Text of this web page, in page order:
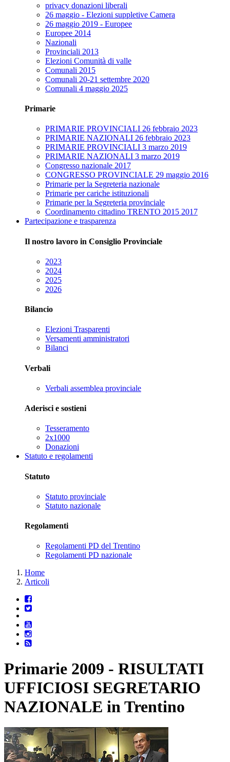
privacy donazioni liberali
26 maggio - Elezioni suppletive Camera
26 maggio 2019 - Europee
Europee 2014
Nazionali
Provinciali 2013
Elezioni Comunità di valle
Comunali 2015
Comunali 20-21 settembre 2020
Comunali 4 maggio 2025
Primarie
PRIMARIE PROVINCIALI 26 febbraio 2023
PRIMARIE NAZIONALI 26 febbraio 2023
PRIMARIE PROVINCIALI 3 marzo 2019
PRIMARIE NAZIONALI 3 marzo 2019
Congresso nazionale 2017
CONGRESSO PROVINCIALE 29 maggio 2016
Primarie per la Segreteria nazionale
Primarie per cariche istituzionali
Primarie per la Segreteria provinciale
Coordinamento cittadino TRENTO 2015 2017
Partecipazione e trasparenza
Il nostro lavoro in Consiglio Provinciale
2023
2024
2025
2026
Bilancio
Elezioni Trasparenti
Versamenti amministratori
Bilanci
Verbali
Verbali assemblea provinciale
Aderisci e sostieni
Tesseramento
2x1000
Donazioni
Statuto e regolamenti
Statuto
Statuto provinciale
Statuto nazionale
Regolamenti
Regolamenti PD del Trentino
Regolamenti PD nazionale
Home
Articoli
Primarie 2009 - RISULTATI
UFFICIOSI SEGRETARIO
NAZIONALE in Trentino